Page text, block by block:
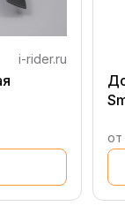
i-rider.ru
от